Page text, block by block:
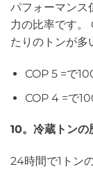
パフォーマンス
力の比率です。
たりのトンが多
COP 5 =で
COP 4 =で
10。冷蔵トンの
24時間で1トン